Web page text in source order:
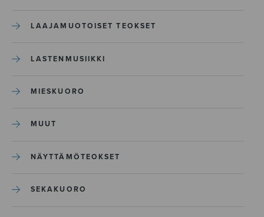
LAAJAMUOTOISET TEOKSET
LASTENMUSIIKKI
MIESKUORO
MUUT
NÄYTTÄMÖTEOKSET
SEKAKUORO